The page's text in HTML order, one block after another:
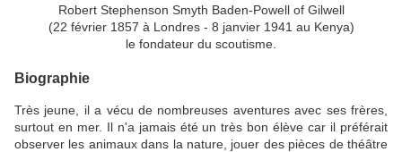
Robert Stephenson Smyth Baden-Powell of Gilwell
(22 février 1857 à Londres - 8 janvier 1941 au Kenya)
le fondateur du scoutisme.
Biographie
Très jeune, il a vécu de nombreuses aventures avec ses frères,
surtout en mer. Il n'a jamais été un très bon élève car il préférait
observer les animaux dans la nature, jouer des pièces de théâtre